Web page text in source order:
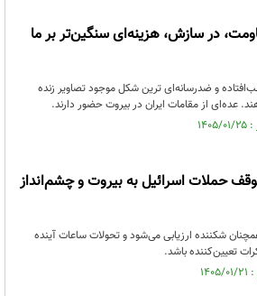
در سازش، هزینه‌ای سنگین‌تر‌ بر ما
و ضدرسانه‌ای ترین شکل موجود تصاویر زنده
عده‌ای از مقامات ایران در بیروت حضور دارند.
حملات اسرائیل به بیروت و چشم‌انداز
شکننده ارزیابی می‌شود و تحولات ساعات آینده
تعیین‌کننده باشد.